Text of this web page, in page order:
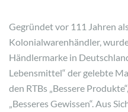
Gegründet vor 111 Jahren
Kolonialwarenhändler,
Händlermarke in
Lebensmittel“ der gelebte
den RTBs „Bessere
„Besseres Gewissen“. Aus